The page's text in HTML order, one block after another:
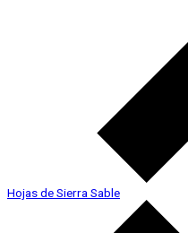
Hojas de Sierra Sable